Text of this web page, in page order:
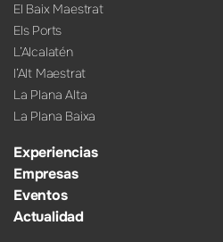
El Baix Maestrat
Els Ports
L’Alcalatén
l’Alt Maestrat
La Plana Alta
La Plana Baixa
Experiencias
Empresas
Eventos
Actualidad